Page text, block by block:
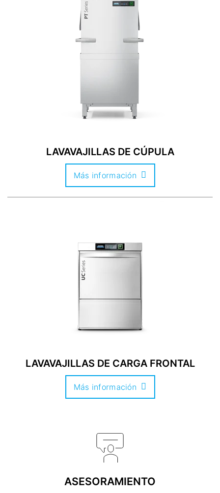
LAVAVAJILLAS DE CÚPULA
Más información
LAVAVAJILLAS DE CARGA FRONTAL
Más información
ASESORAMIENTO